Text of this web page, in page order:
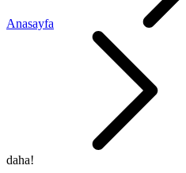
Anasayfa
daha!